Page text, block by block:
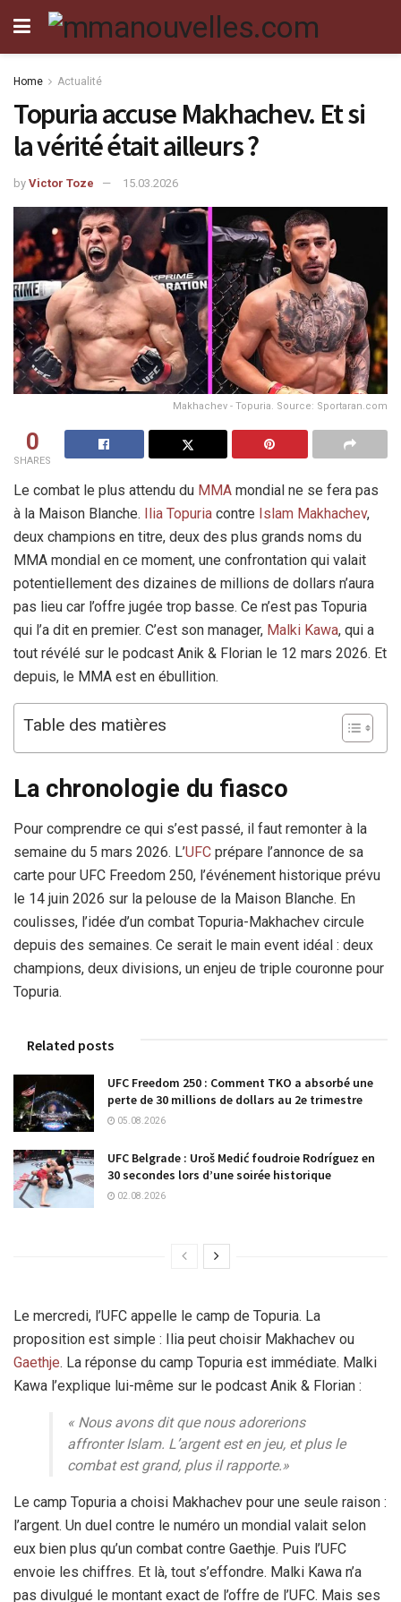
Home Actualité
Topuria accuse Makhachev. Et si
la vérité était ailleurs ?
by Victor Toze 15.03.2026
Makhachev - Topuria. Source: Sportaran.com
0
SHARES
Le combat le plus attendu du MMA mondial ne se fera pas
à la Maison Blanche. Ilia Topuria contre Islam Makhachev,
deux champions en titre, deux des plus grands noms du
MMA mondial en ce moment, une confrontation qui valait
potentiellement des dizaines de millions de dollars n’aura
pas lieu car l’offre jugée trop basse. Ce n’est pas Topuria
qui l’a dit en premier. C’est son manager, Malki Kawa, qui a
tout révélé sur le podcast Anik & Florian le 12 mars 2026. Et
depuis, le MMA est en ébullition.
Table des matières
La chronologie du fiasco
Pour comprendre ce qui s’est passé, il faut remonter à la
semaine du 5 mars 2026. L’UFC prépare l’annonce de sa
carte pour UFC Freedom 250, l’événement historique prévu
le 14 juin 2026 sur la pelouse de la Maison Blanche. En
coulisses, l’idée d’un combat Topuria-Makhachev circule
depuis des semaines. Ce serait le main event idéal : deux
champions, deux divisions, un enjeu de triple couronne pour
Topuria.
Related posts
UFC Freedom 250 : Comment TKO a absorbé une
perte de 30 millions de dollars au 2e trimestre
05.08.2026
UFC Belgrade : Uroš Medić foudroie Rodríguez en
30 secondes lors d’une soirée historique
02.08.2026
Le mercredi, l’UFC appelle le camp de Topuria. La
proposition est simple : Ilia peut choisir Makhachev ou
Gaethje. La réponse du camp Topuria est immédiate. Malki
Kawa l’explique lui-même sur le podcast Anik & Florian :
« Nous avons dit que nous adorerions
affronter Islam. L’argent est en jeu, et plus le
combat est grand, plus il rapporte.»
Le camp Topuria a choisi Makhachev pour une seule raison :
l’argent. Un duel contre le numéro un mondial valait selon
eux bien plus qu’un combat contre Gaethje. Puis l’UFC
envoie les chiffres. Et là, tout s’effondre. Malki Kawa n’a
pas divulgué le montant exact de l’offre de l’UFC. Mais ses